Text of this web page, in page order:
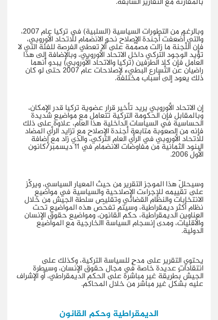
وبالرغم من التطورات السياسية (السلبية) في تركيا عام 2007،
والتي أضعفت أجندة الإصلاح نحو الانضمام للاتحاد الأوروبي،
فإن اللَّجنة ما زالت مصمِّمة على ألا تعطي الفرصة للفئة التي لا
تؤيد الوجود التركي داخل الاتحاد الأوروبي، وبالإضافة إلى هذا
العامل فإن كلا الطرفين (تركيا والاتحاد الأوروبي) يبدو أنهما
راضيان عن التَّسارع البطيء لإصلاحات عام 2007 حتى لو كان
ذلك يعود إلى أسباب مختلفة.
إن الاتحاد الأوروبي يريد تأخير قرار عضوية تركيا قدر الإمكان،
وبالمقابل فإن الحكومة التركية تتعامل مع مواضيع شديدة
الحساسية في السياسات الداخلية هذا العام، علاوة على ذلك
فإنه من الصعوبة متابعة أجندة الإصلاح مع تزايد الرأي المضاد
للاتحاد الأوروبي في الرأي العام التركي، والذي زاد مع إضافة
البنود الثمانية من مفاوضات الانضمام في 11 ديسمبر/كانون
الأول 2006.
وسيحللّ هذا الموجز التقرير من حيث المعيار السياسي، ويركِّز
على تقييمه للإجراءت الإصلاحية والسياسية في مواضيع
الانتخابات والنظام القضائي وتقليص سلطة الجيش من خلال
نظام أكثر ديمقراطية، وسيتم تفحّص هذه المواضيع تحت
العناوين الديمقراطية، حكم القانون، ومواضيع حقوق الإنسان
والأقليات، ومدى إنسجام السياسة االخارجية مع المواضيع
الدولية.
يحتوي التقرير على مدحٍ للسياسة التركية، وكذلك على
انتقاداتٍ عديدة خاصة في مجال حقوق الإنسان، وسيطرة
الجيش بطريقة غير مباشرة على الحكم الديمقراطي، أو الإشراف
عليه بشكل غير مباشر من خلال المحاكم.
الديمقراطية وحكم القانون